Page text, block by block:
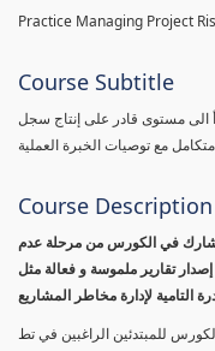
Course Subtitle
الى مستوى قادر على إنتاج سجل
مع توصيات الخبرة العملية
Course Description
نقل المشارك في الكورس من مرحلة عدم
تقارير ملموسة و فعالة مثل